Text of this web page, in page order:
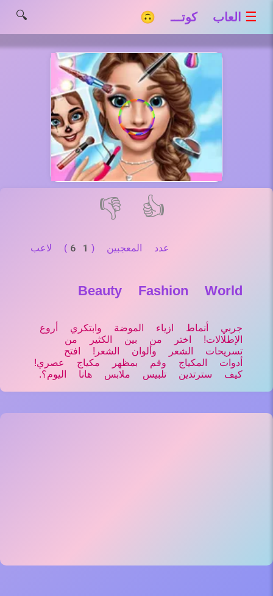
☰ العاب كوتـــ 🙃 🔍
👍
👎
عدد المعجبين (61) لاعب
Beauty Fashion World
جربي أنماط ازياء الموضة وابتكري أروع
الإطلالات! اختر من بين الكثير من
تسريحات الشعر وألوان الشعر! افتح
أدوات المكياج وقم بمظهر مكياج عصري!
كيف سترتدين تلبيس ملابس هانا اليوم؟.